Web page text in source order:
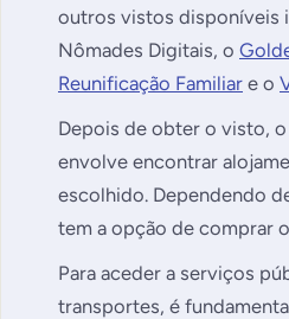
outros vistos disponíveis
Nômades Digitais, o
Reunificação Familiar e o
Depois de obter o visto,
envolve encontrar
escolhido. Dependendo
tem a opção de comprar
Para aceder a serviços
transportes, é